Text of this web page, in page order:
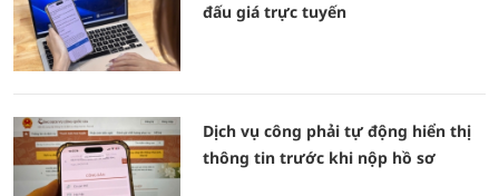
đấu giá trực tuyến
Dịch vụ công phải tự động hiển thị
thông tin trước khi nộp hồ sơ